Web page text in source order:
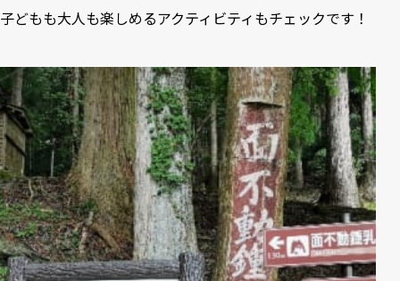
子どもも大人も楽しめるアクティビティもチェックです！